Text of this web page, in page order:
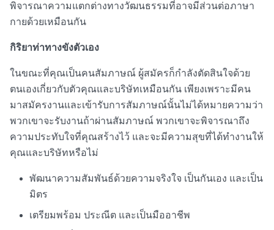
พิจารณาความแตกต่างทางวัฒนธรรมที่อาจมีส่วนต่อภาษา
กายด้วยเหมือนกัน
กิริยาท่าทางขังตัวเอง
ในขณะที่คุณเป็นคนสัมภาษณ์ ผู้สมัครก็กำลังตัดสินใจด้วย
ตนเองเกี่ยวกับตัวคุณและบริษัทเหมือนกัน เพียงเพราะมีคน
มาสมัครงานและเข้ารับการสัมภาษณ์นั้นไม่ได้หมายความว่า
พวกเขาจะรับงานถ้าผ่านสัมภาษณ์ พวกเขาจะพิจารณาถึง
ความประทับใจที่คุณสร้างไว้ และจะมีความสุขที่ได้ทำงานให้
คุณและบริษัทหรือไม่
พัฒนาความสัมพันธ์ด้วยความจริงใจ เป็นกันเอง และเป็น
มิตร
เตรียมพร้อม ประณีต และเป็นมืออาชีพ